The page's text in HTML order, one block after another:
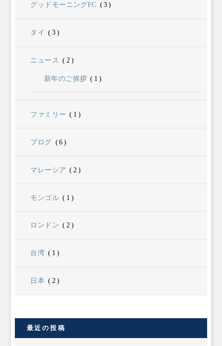
グッドモーニングFC (3)
タイ (3)
ニュース (2)
新年のご挨拶 (1)
ファミリー (1)
ブログ (6)
マレーシア (2)
モンゴル (1)
ロンドン (2)
台湾 (1)
日本 (2)
最近の投稿